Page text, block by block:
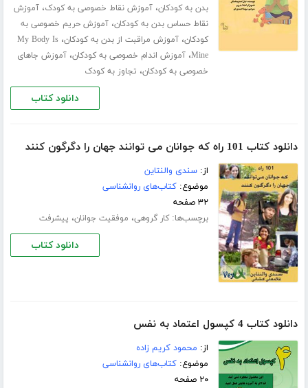
بدن به کودکان،آموزش نقاط خصوصی به کودک،آموزش
نقاط حساس بدن به کودکان،آموزش حریم خصوصی به
کودکان،آموزش مراقبت از بدن به کودکان،My Body Is
Mine،آموزش اندام خصوصی به کودکان،آموزش جاهای
خصوصی به کودکان، تجاوز به کودک
دانلود کتاب
دانلود کتاب 101 راه که جوانان می توانند جهان را دگرگون کنند
از:سندی والنتاین
موضوع:کتاب‌های روانشناسی
۳۲ صفحه
برچسب‌ها:کار گروهی، موفقیت جوانان، پیشرفت
دانلود کتاب
دانلود کتاب 4 کپسول اعتماد به نفس
از: محمود کریم زاده
موضوع:کتاب‌های روانشناسی
۲۰ صفحه